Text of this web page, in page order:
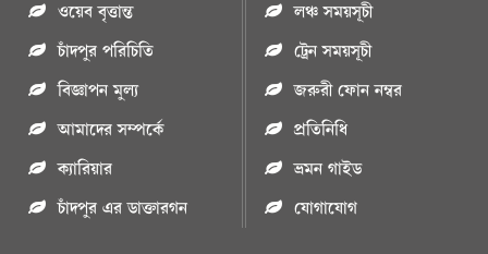
ওয়েব বৃত্তান্ত
চাঁদপুর পরিচিতি
বিজ্ঞাপন মুল্য
আমাদের সম্পর্কে
ক্যারিয়ার
চাঁদপুর এর ডাক্তারগন
লঞ্চ সময়সূচী
ট্রেন সময়সূচী
জরুরী ফোন নম্বর
প্রতিনিধি
ভ্রমন গাইড
যোগাযোগ